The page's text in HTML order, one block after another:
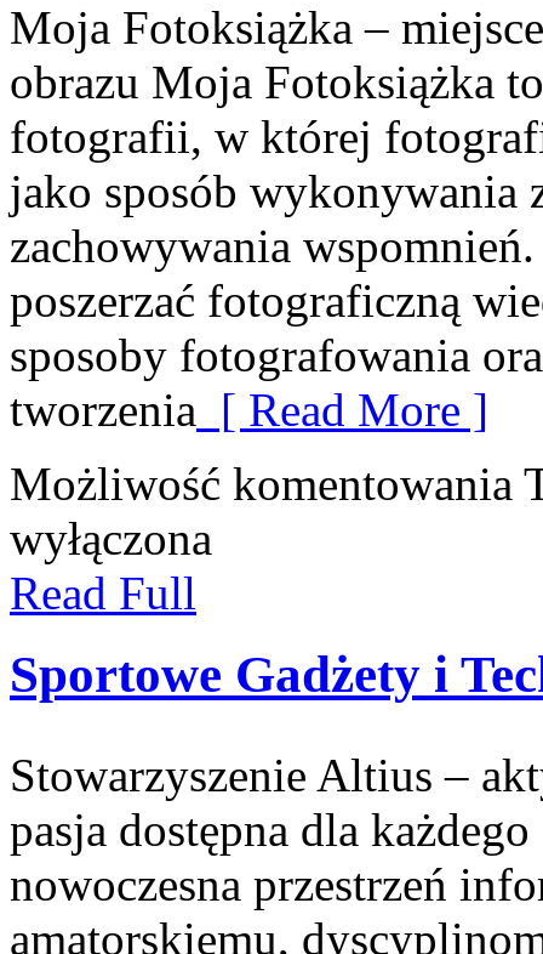
Moja Fotoksiążka –
obrazu Moja Fotoksiążka
fotografii, w której
jako sposób wykonywania
zachowywania
poszerzać fotograficzną
sposoby fotografowania
tworzenia [ Read More ]
Możliwość komentowania
wyłączona
Read Full
Sportowe Gadżety i
Stowarzyszenie Altius –
pasja dostępna dla
nowoczesna przestrzeń
amatorskiemu,